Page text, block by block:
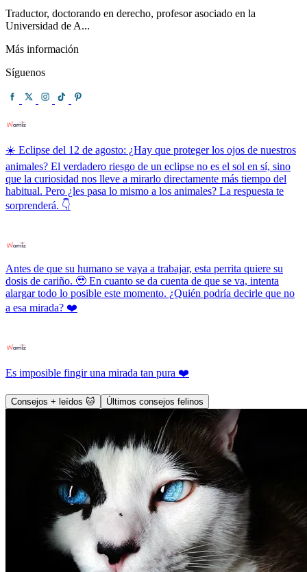
Traductor, doctorando en derecho, profesor asociado en la
Universidad de A...
Más información
Síguenos
☀️ Eclipse del 12 de agosto: ¿Hay que proteger los ojos de nuestros
animales? El verdadero riesgo de un eclipse no es el sol en sí, sino
que la curiosidad nos lleve a mirarlo directamente más tiempo del
habitual. Pero ¿les pasa lo mismo a los animales? La respuesta te
sorprenderá. 👇
Antes de que su humano se vaya a trabajar, esta perrita quiere su
dosis de cariño. 🥹 En cuanto se da cuenta de que se va, intenta
alargar todo lo posible este momento. ¿Quién podría decirle que no
a esa mirada? ❤️
Es imposible fingir una mirada tan pura ❤️
Consejos + leídos 🐱 Últimos consejos felinos